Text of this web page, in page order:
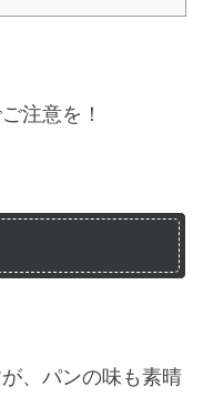
注意を！
、パンの味も素晴